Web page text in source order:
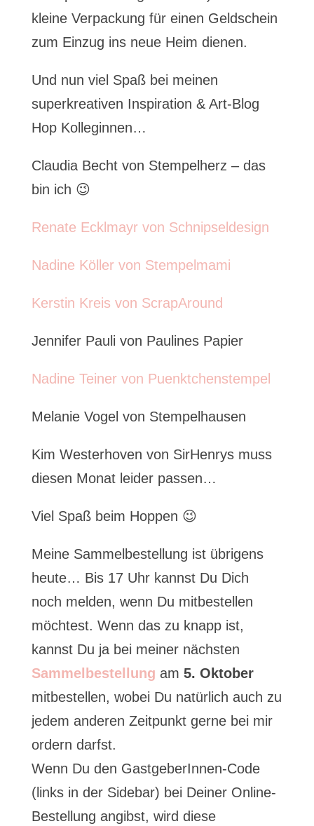
kleine Verpackung für einen Geldschein
zum Einzug ins neue Heim dienen.
Und nun viel Spaß bei meinen
superkreativen Inspiration & Art-Blog
Hop Kolleginnen…
Claudia Becht von Stempelherz – das
bin ich 😉
Renate Ecklmayr von Schnipseldesign
Nadine Köller von Stempelmami
Kerstin Kreis von ScrapAround
Jennifer Pauli von Paulines Papier
Nadine Teiner von Puenktchenstempel
Melanie Vogel von Stempelhausen
Kim Westerhoven von SirHenrys muss
diesen Monat leider passen…
Viel Spaß beim Hoppen 😉
Meine Sammelbestellung ist übrigens
heute… Bis 17 Uhr kannst Du Dich
noch melden, wenn Du mitbestellen
möchtest. Wenn das zu knapp ist,
kannst Du ja bei meiner nächsten
Sammelbestellung am 5. Oktober
mitbestellen, wobei Du natürlich auch zu
jedem anderen Zeitpunkt gerne bei mir
ordern darfst.
Wenn Du den GastgeberInnen-Code
(links in der Sidebar) bei Deiner Online-
Bestellung angibst, wird diese